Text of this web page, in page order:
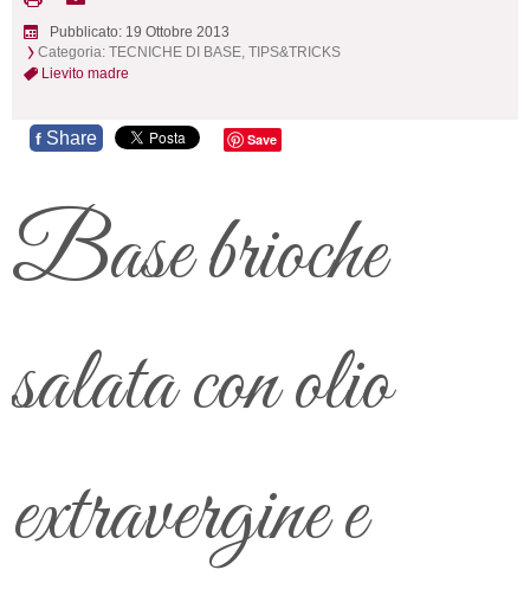
Pubblicato: 19 Ottobre 2013
Categoria: TECNICHE DI BASE, TIPS&TRICKS
Lievito madre
f Share Save
Base brioche
salata con olio
extravergine e